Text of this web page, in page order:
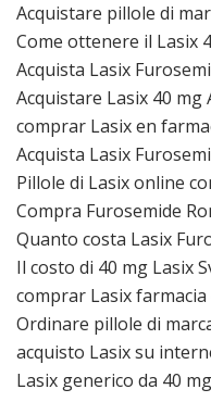
Acquistare pillole di
Come ottenere il Lasix
Acquista Lasix
Acquistare Lasix 40 mg
comprar Lasix en
Acquista Lasix
Pillole di Lasix online
Compra Furosemide
Quanto costa Lasix
Il costo di 40 mg Lasix
comprar Lasix
Ordinare pillole di
acquisto Lasix su
Lasix generico da 40 mg